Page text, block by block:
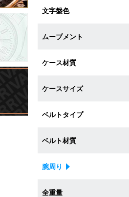
文字盤色
ムーブメント
ケース材質
ケースサイズ
ベルトタイプ
ベルト材質
腕周り
全重量